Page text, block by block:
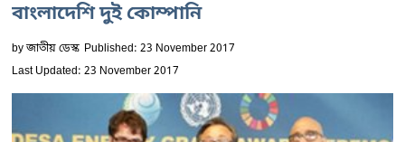
বাংলাদেশি দুই কোম্পানি
byজাতীয় ডেস্ক Published: 23 November 2017
Last Updated: 23 November 2017